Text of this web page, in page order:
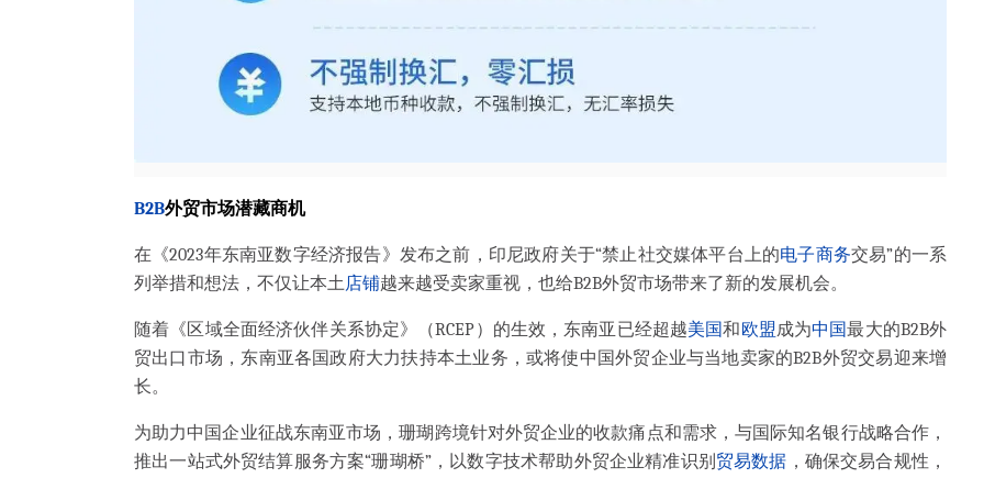
B2B外贸市场潜藏商机
在《2023年东南亚数字经济报告》发布之前，印尼政府关于“禁止社交媒体平台上的电子商务交易”的一系
列举措和想法，不仅让本土 店铺越来越受卖家重视，也给B2B外贸市场带来了新的发展机会。
随着《区域全面经济伙伴关系协定》（RCEP）的生效，东南亚已经超越美国和欧盟成为中国最大的B2B外
贸出口市场，东南亚各国政府大力扶持本土业务，或将使中国外贸企业与当地卖家的B2B外贸交易迎来增
长。
为助力中国企业征战东南亚市场，珊瑚跨境针对外贸企业的收款痛点和需求，与国际知名银行战略合作，
推出一站式外贸结算服务方案“珊瑚桥”，以数字技术帮助外贸企业精准识别 贸易数据 ，确保交易合规性，